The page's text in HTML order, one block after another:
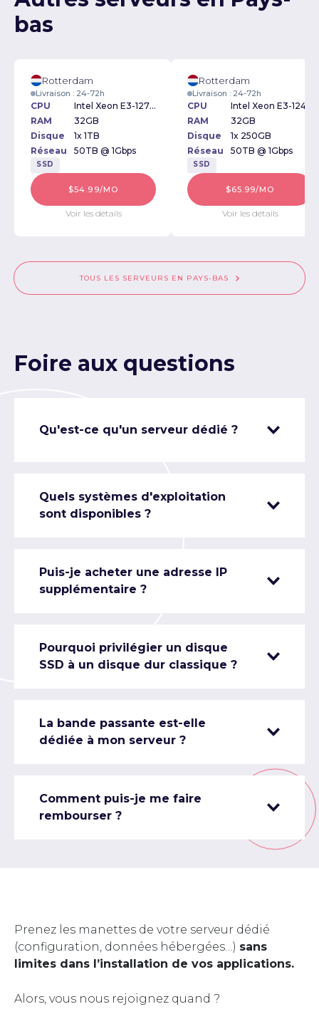
bas
Rotterdam
Livraison : 24-72h
CPU
Intel Xeon E3-1270v2 3.50GHz
RAM
32GB
Disque
1x 1TB
Réseau
50TB @ 1Gbps
SSD
$54.99/MO
Voir les détails
Rotterdam
Livraison : 24-72h
CPU
RAM
32GB
Disque
1x 250GB
Réseau
50TB @ 1Gbps
SSD
$65.99/MO
Voir les détails
TOUS LES SERVEURS EN PAYS-BAS
Foire aux questions
Qu'est-ce qu'un serveur dédié ?
Quels systèmes d'exploitation
sont disponibles ?
Puis-je acheter une adresse IP
supplémentaire ?
Pourquoi privilégier un disque
SSD à un disque dur classique ?
La bande passante est-elle
dédiée à mon serveur ?
Comment puis-je me faire
rembourser ?
Prenez les manettes de votre serveur dédié
(configuration, données hébergées…) sans
limites dans l’installation de vos applications.
Alors, vous nous rejoignez quand ?